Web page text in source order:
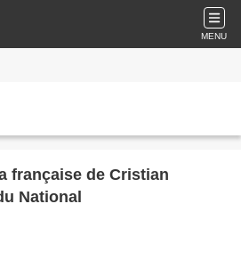
MENU
française de Cristian
National